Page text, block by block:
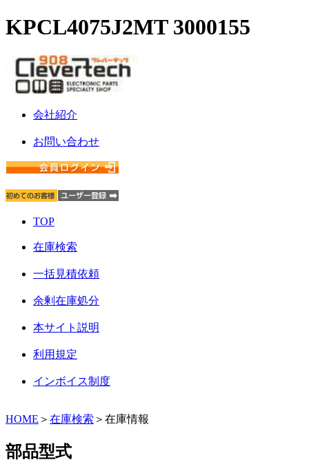
KPCL4075J2MT 3000155
会社紹介
お問い合わせ
TOP
在庫検索
一括見積依頼
余剰在庫処分
本サイト説明
利用規定
インボイス制度
HOME ＞ 在庫検索 ＞在庫情報
部品型式